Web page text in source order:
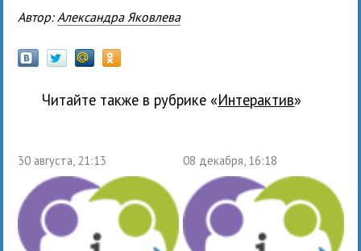
Автор: Александра Яковлева
Читайте также в рубрике « Интерактив»
30 августа, 21:13 08 декабря, 16:18